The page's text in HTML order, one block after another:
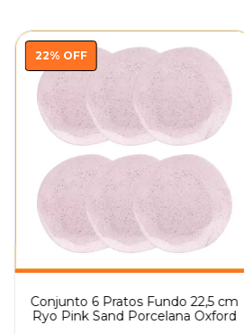
22% OFF
Conjunto 6 Pratos Fundo 22,5 cm
Ryo Pink Sand Porcelana Oxford